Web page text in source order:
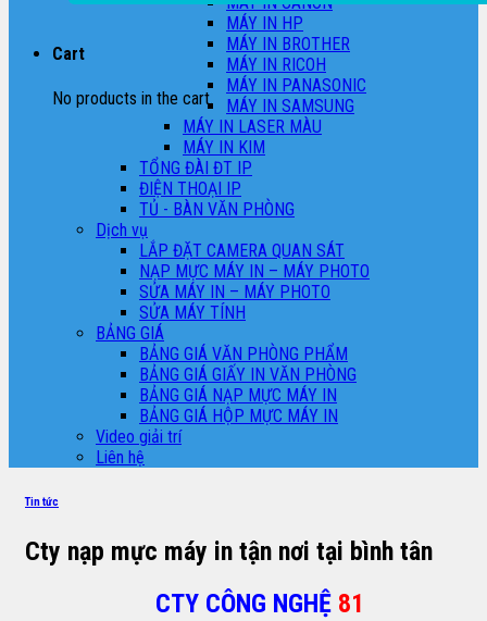
Cart
No products in the cart.
MÁY IN HP
MÁY IN BROTHER
MÁY IN RICOH
MÁY IN PANASONIC
MÁY IN SAMSUNG
MÁY IN LASER MÀU
MÁY IN KIM
TỔNG ĐÀI ĐT IP
ĐIỆN THOẠI IP
TỦ - BÀN VĂN PHÒNG
Dịch vụ
LẮP ĐẶT CAMERA QUAN SÁT
NẠP MỰC MÁY IN – MÁY PHOTO
SỬA MÁY IN – MÁY PHOTO
SỬA MÁY TÍNH
BẢNG GIÁ
BẢNG GIÁ VĂN PHÒNG PHẨM
BẢNG GIÁ GIẤY IN VĂN PHÒNG
BẢNG GIÁ NẠP MỰC MÁY IN
BẢNG GIÁ HỘP MỰC MÁY IN
Video giải trí
Liên hệ
Tin tức
Cty nạp mực máy in tận nơi tại bình tân
CTY CÔNG NGHỆ 81